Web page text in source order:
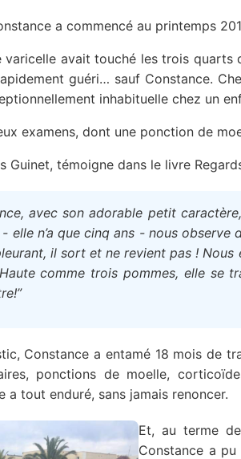
a commencé au printemps
varicelle avait touché les trois quarts
guéri… sauf Constance.
inhabituelle chez un
examens, dont une ponction de
Guinet, témoigne dans le livre
avec son adorable petit
elle n’a que cinq ans - nous
il sort et ne revient pas !
comme trois pommes, elle se
Constance a entamé 18 mois de
ponctions de moelle,
a tout enduré, sans jamais renoncer.
Et, au terme
Constance a